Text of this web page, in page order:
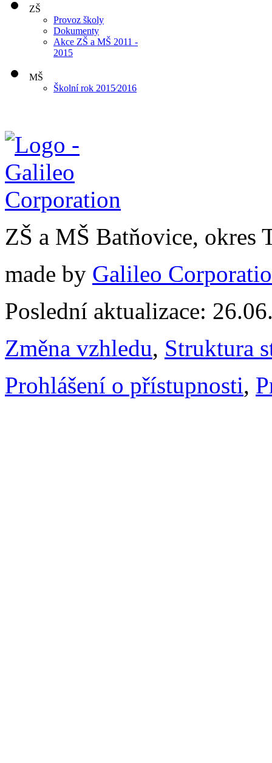
ZŠ
Provoz školy
Dokumenty
Akce ZŠ a MŠ 2011 -
2015
MŠ
Školní rok 2015⁄2016
ZŠ a MŠ Batňovice, okres
made by Galileo
Poslední aktualizace:
Změna vzhledu, Struktura
Prohlášení o přístupnosti,